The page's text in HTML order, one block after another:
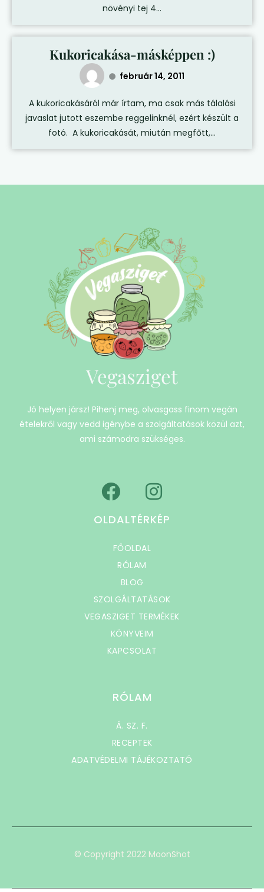
növényi tej 4...
Kukoricakása-másképpen :)
február 14, 2011
A kukoricakásáról már írtam, ma csak más tálalási
javaslat jutott eszembe reggelinknél, ezért készült a
fotó. A kukoricakását, miután megfőtt,...
Vegasziget
Jó helyen jársz! Pihenj meg, olvasgass finom vegán
ételekről vagy vedd igénybe a szolgáltatások közül azt,
ami számodra szükséges.
OLDALTÉRKÉP
FŐOLDAL
RÓLAM
BLOG
SZOLGÁLTATÁSOK
VEGASZIGET TERMÉKEK
KÖNYVEIM
KAPCSOLAT
RÓLAM
Á. SZ. F.
RECEPTEK
ADATVÉDELMI TÁJÉKOZTATÓ
© Copyright 2022 MoonShot